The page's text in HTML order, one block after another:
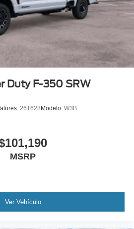
Duty F-350 SRW
26T628 Modelo: W3B
MSRP
Ver Vehículo